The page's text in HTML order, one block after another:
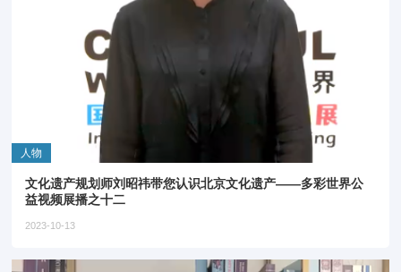
人物
文化遗产规划师刘昭祎带您认识北京文化遗产——多彩世界公
益视频展播之十二
2023-10-13